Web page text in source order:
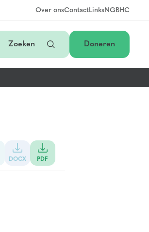
Over onsContactLinksNGBHC
Zoeken Doneren
DOCX PDF